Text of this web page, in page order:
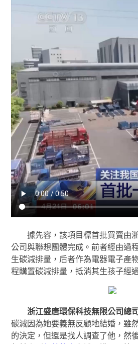
據先容，該項目標首批買賣由
公司與聯想團體完成。前者經由過
生碳減排量，后者作為電器電子產
程購置碳減排量，抵消其生孩子經
浙江盛唐環保科技無限公司總
碳減因為她要義無反顧地結婚，雖
的決定，但還是找人調查了他，然